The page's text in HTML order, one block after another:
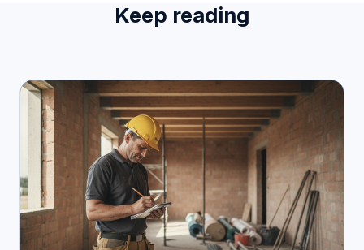
Keep reading